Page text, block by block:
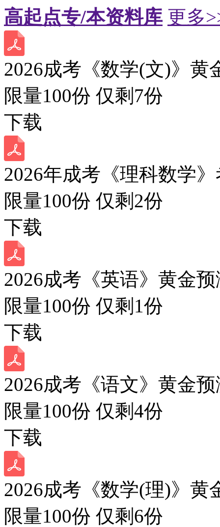
高起点专/本资料库 更多
2026成考《数学(文)》黄
限量100份 仅剩 7份
下载
2026年成考《理科数学
限量100份 仅剩 2份
下载
2026成考《英语》黄金
限量100份 仅剩 1份
下载
2026成考《语文》黄金
限量100份 仅剩4份
下载
2026成考《数学(理)》黄
限量100份 仅剩 6份